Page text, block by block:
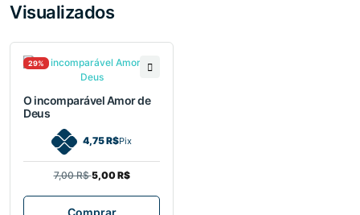
Visualizados
29%
O incomparável Amor de
Deus
4,75 R$Pix
7,00 R$5,00 R$
Comprar